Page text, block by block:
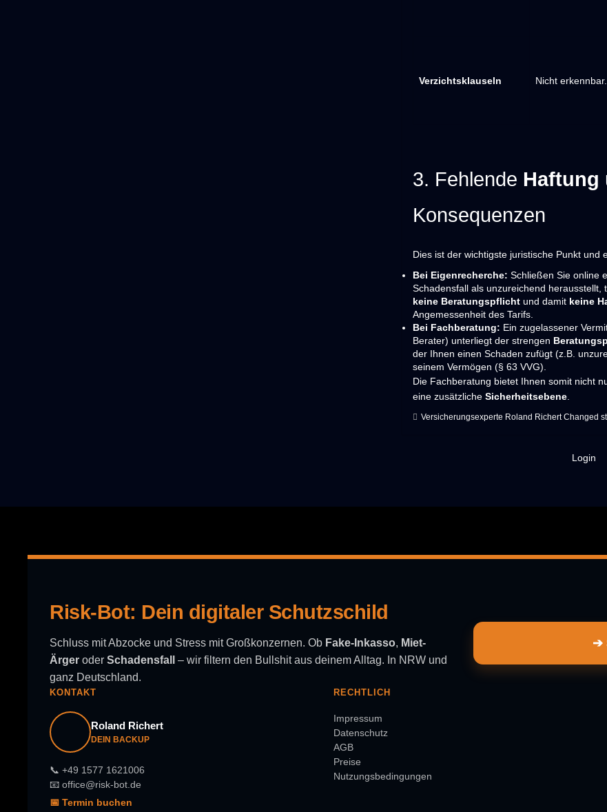
Verzichtsklauseln Nicht erkennbar.
3. Fehlende Haftung
Konsequenzen
Dies ist der wichtigste juristische Punkt und
Bei Eigenrecherche: Schließen Sie online
Schadensfall als unzureichend
keine Beratungspflicht und damit keine
Angemessenheit des Tarifs.
Bei Fachberatung: Ein zugelassener
Berater) unterliegt der strengen
der Ihnen einen Schaden zufügt (z.B.
seinem Vermögen (§ 63 VVG).
Die Fachberatung bietet Ihnen somit nicht
eine zusätzliche Sicherheitsebene
Versicherungsexperte Roland RichertChanged
Login
Risk-Bot: Dein digitaler Schutzschild
Schluss mit Abzocke und Stress mit Großkonzernen. Ob Fake-Inkasso, Miet-
Ärger oder Schadensfall
– wir filtern den Bullshit aus deinem Alltag. In NRW und
ganz Deutschland.
➔
KONTAKT
Roland Richert
DEIN BACKUP
📞 +49 1577 1621006
📧 office@risk-bot.de
📅 Termin buchen
RECHTLICH
Impressum
Datenschutz
AGB
Preise
Nutzungsbedingungen